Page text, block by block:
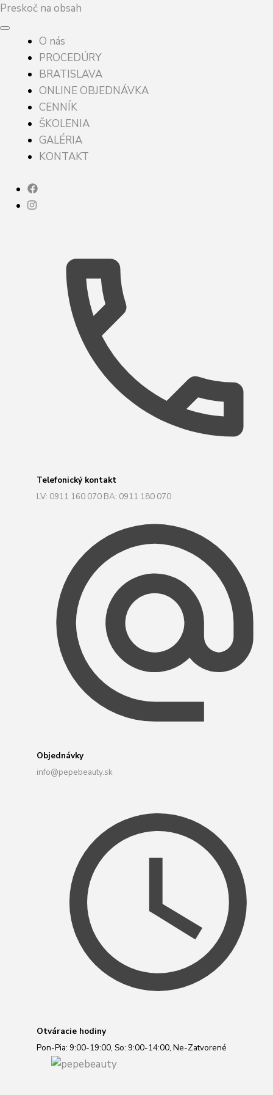
Preskoč na obsah
O nás
PROCEDÚRY
BRATISLAVA
ONLINE OBJEDNÁVKA
CENNÍK
ŠKOLENIA
GALÉRIA
KONTAKT
Telefonický kontakt
LV: 0911 160 070 BA: 0911 180 070
Objednávky
info@pepebeauty.sk
Otváracie hodiny
Pon-Pia: 9:00-19:00, So: 9:00-14:00, Ne-Zatvorené